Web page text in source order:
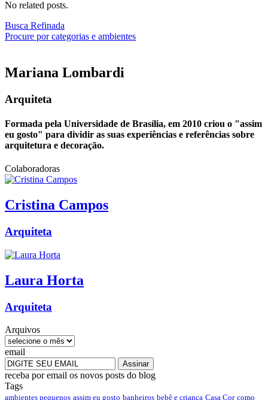
No related posts.
Busca Refinada
Procure por categorias e ambientes
Mariana Lombardi
Arquiteta
Formada pela Universidade de Brasília, em 2010 criou o "assim
eu gosto" para dividir as suas experiências e referências sobre
arquitetura e decoração.
Colaboradoras
Cristina Campos
Arquiteta
Laura Horta
Arquiteta
Arquivos
email
receba por email os novos posts do blog
Tags
ambientes pequenos assim eu gosto banheiros bebê e criança Casa Cor como